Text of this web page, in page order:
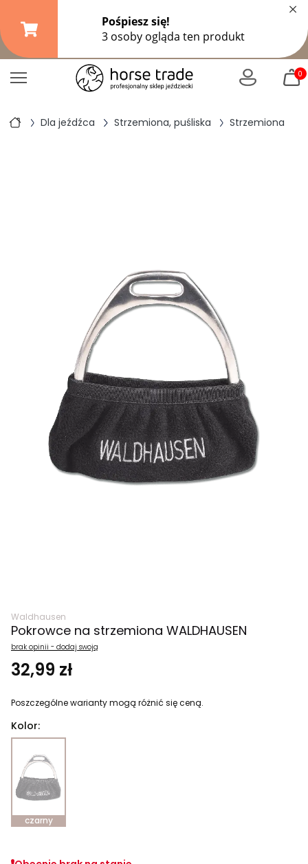
Darmowa dostawa od149,99 zł
299 złpozostałe formy wysyłki
×
0
Dla jeźdźca Strzemiona, puśliska Strzemiona
Waldhausen
Pokrowce na strzemiona WALDHAUSEN
brak opinii - dodaj swoją
32,99 zł
Poszczególne warianty mogą różnić się ceną.
Kolor:
czarny